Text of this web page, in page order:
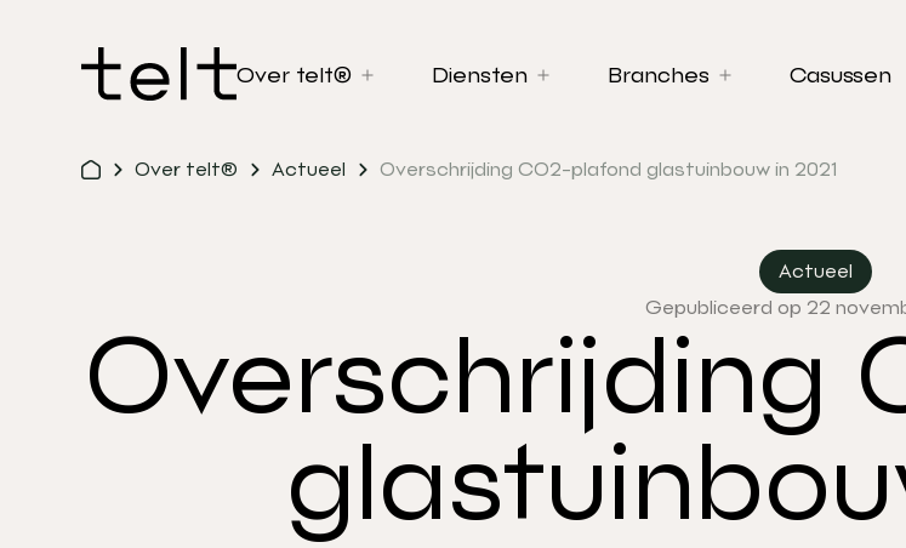
Over telt® Diensten Branches Casussen
Over telt® Actueel Overschrijding CO2-plafond glastuinbouw in 2021
Actueel
Gepubliceerd op 22
Overschrijding